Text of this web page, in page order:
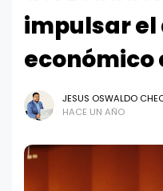
impulsar el
económico
JESUS OSWALDO
HACE UN AÑO